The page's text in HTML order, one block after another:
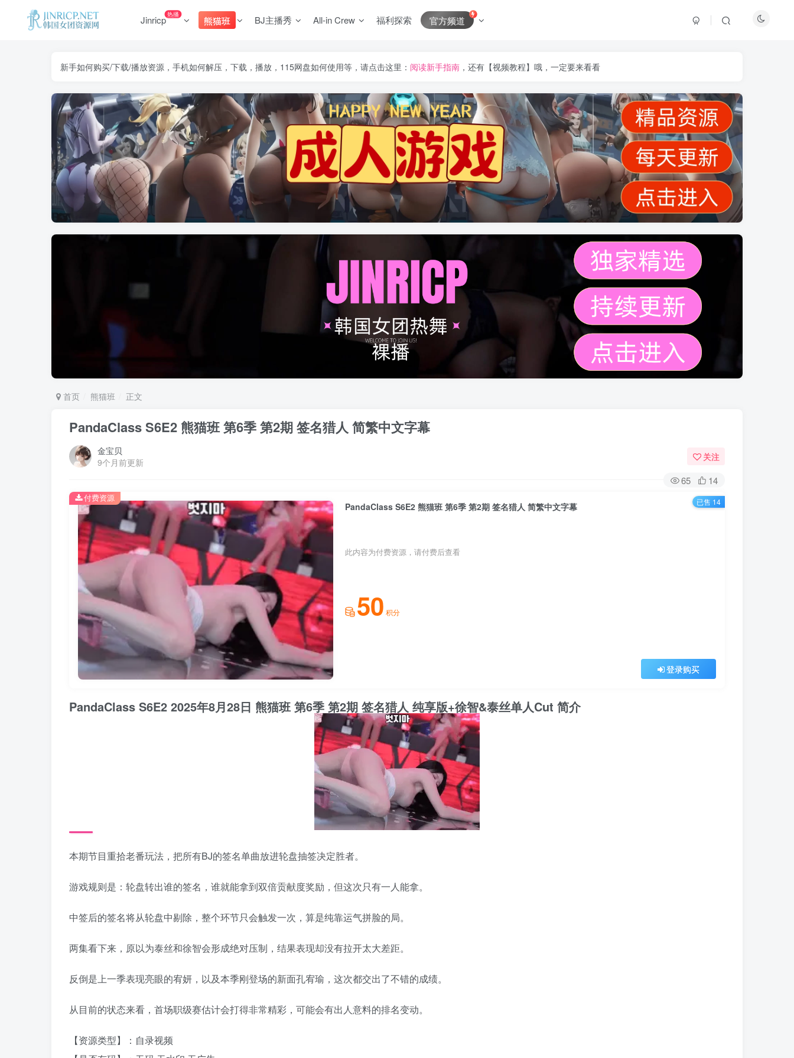
Jinricp热播
熊猫班 BJ主播秀 All-in Crew 福利探索 官方频道
新手如何购买/下载/播放资源，手机如何解压，下载，播放，115网盘如何使用等，请点击这里： 阅读新手指南 ，还有【视频教程】哦，一定要来看看
首页 熊猫班 正文
PandaClass S6E2 熊猫班 第6季 第2期 签名猎人 简繁中文字幕
金宝贝
9个月前更新
关注
65 14
PandaClass S6E2 熊猫班 第6季 第2期 签名猎人 简繁中文字幕
此内容为付费资源，请付费后查看
50 积分
登录购买
付费资源 已售 14
PandaClass S6E2 2025年8月28日 熊猫班 第6季 第2期 签名猎人 纯享版+徐智&泰丝单人Cut 简介
本期节目重拾老番玩法，把所有BJ的签名单曲放进轮盘抽签决定胜者。
游戏规则是：轮盘转出谁的签名，谁就能拿到双倍贡献度奖励，但这次只有一人能拿。
中签后的签名将从轮盘中剔除，整个环节只会触发一次，算是纯靠运气拼脸的局。
两集看下来，原以为泰丝和徐智会形成绝对压制，结果表现却没有拉开太大差距。
反倒是上一季表现亮眼的宥妍，以及本季刚登场的新面孔宥瑜，这次都交出了不错的成绩。
从目前的状态来看，首场职级赛估计会打得非常精彩，可能会有出人意料的排名变动。
【资源类型】：自录视频